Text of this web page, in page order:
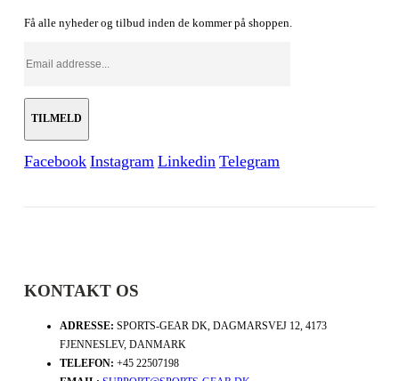
Få alle nyheder og tilbud inden de kommer på shoppen.
Facebook Instagram Linkedin Telegram
KONTAKT OS
ADRESSE: SPORTS-GEAR DK, DAGMARSVEJ 12, 4173
FJENNESLEV, DANMARK
TELEFON: +45 22507198